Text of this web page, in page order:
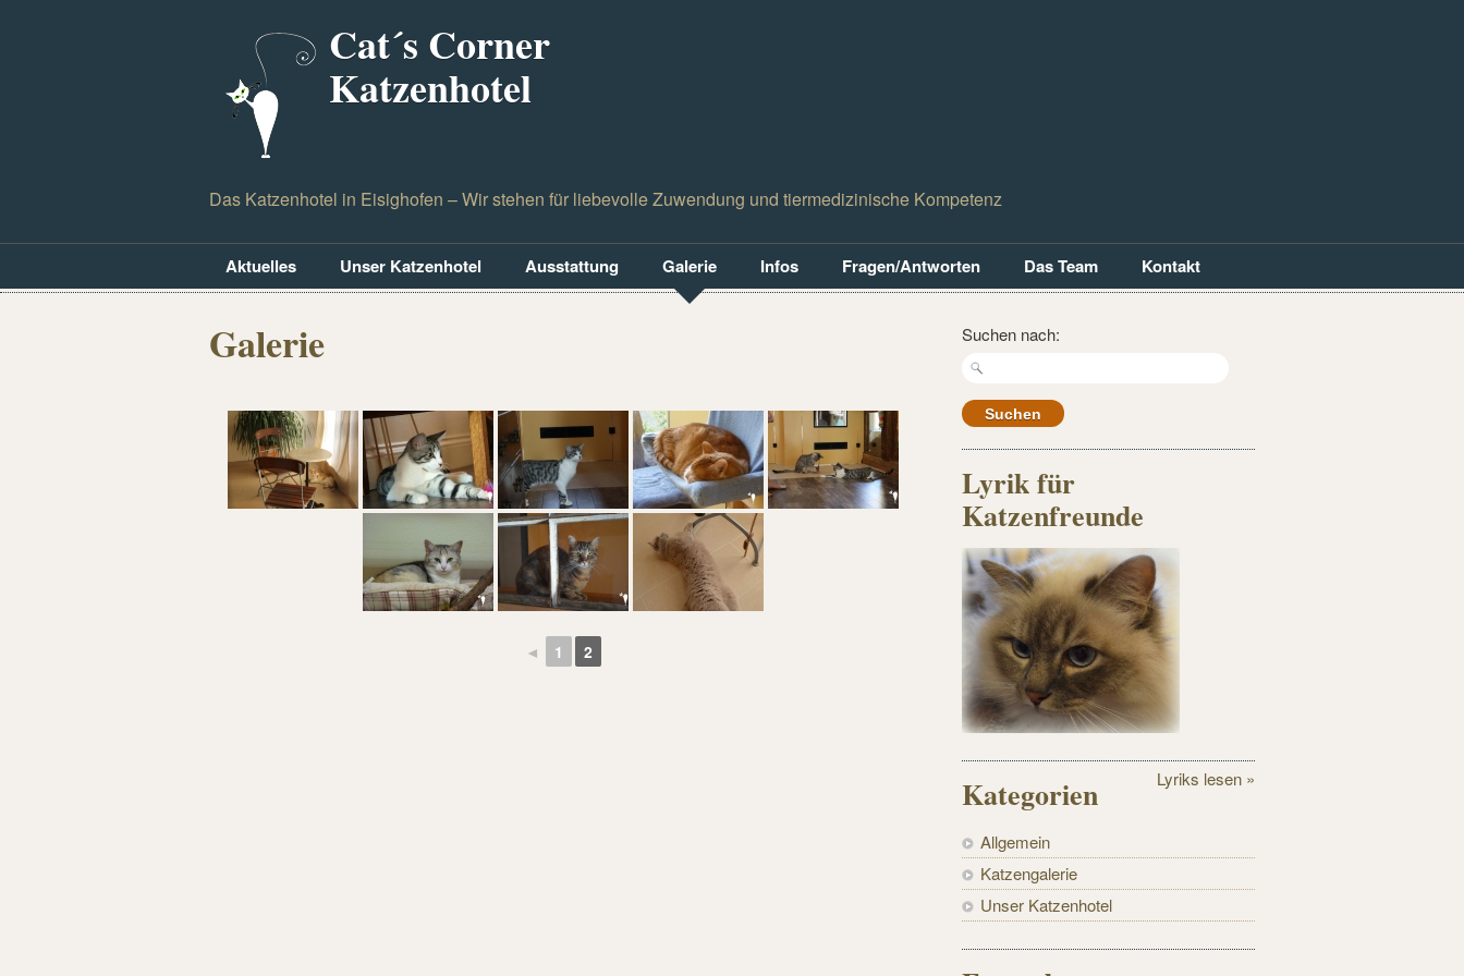
Cat´s Corner
Katzenhotel
Das Katzenhotel in Eisighofen – Wir stehen für liebevolle Zuwendung und tiermedizinische Kompetenz
Aktuelles Unser Katzenhotel Ausstattung Galerie Infos Fragen/Antworten Das Team Kontakt
Galerie
◄ 1 2
Suchen nach:
Lyrik für
Katzenfreunde
Lyriks lesen »
Kategorien
Allgemein
Katzengalerie
Unser Katzenhotel